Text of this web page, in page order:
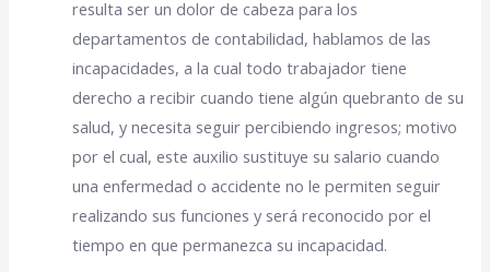
resulta ser un dolor de cabeza para los
departamentos de contabilidad, hablamos de las
incapacidades, a la cual todo trabajador tiene
derecho a recibir cuando tiene algún quebranto de su
salud, y necesita seguir percibiendo ingresos; motivo
por el cual, este auxilio sustituye su salario cuando
una enfermedad o accidente no le permiten seguir
realizando sus funciones y será reconocido por el
tiempo en que permanezca su incapacidad.